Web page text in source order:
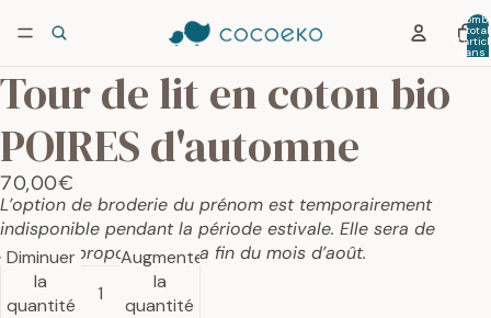
total
dans
Tour de lit en coton bio
POIRES d'automne
70,00€
L’option de broderie du prénom est temporairement
indisponible pendant la période estivale. Elle sera de
nouveau proposée dès la fin du mois d’août.
Diminuer
la
quantité
Augmenter
la
quantité